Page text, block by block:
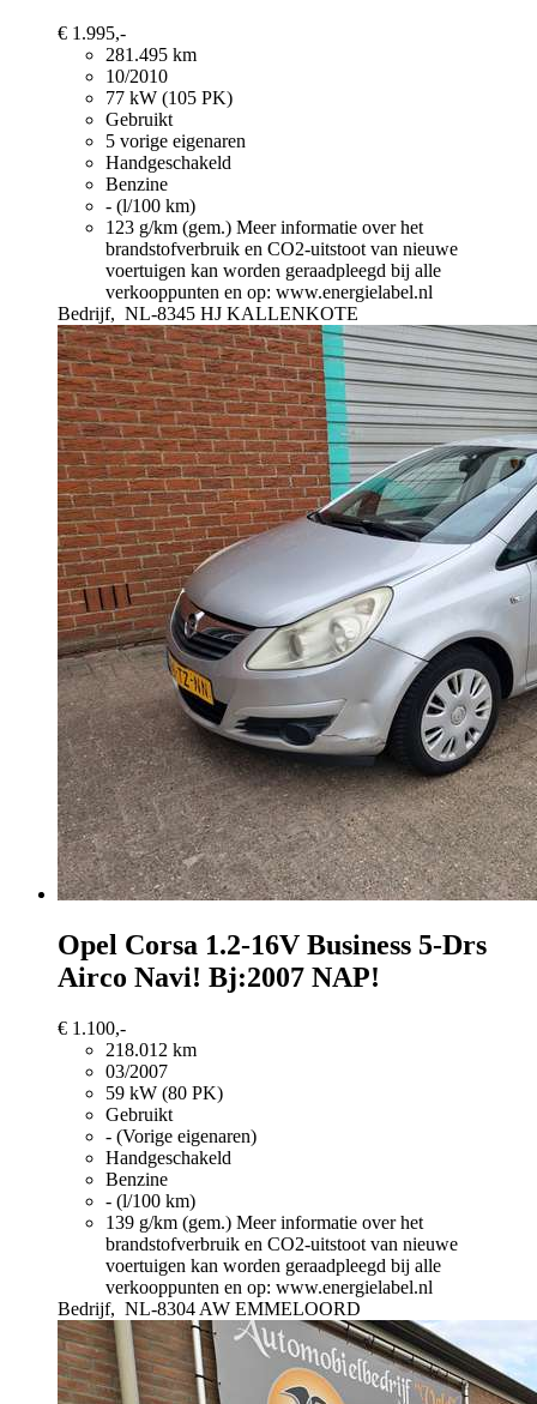
€ 1.995,-
281.495 km
10/2010
77 kW (105 PK)
Gebruikt
5 vorige eigenaren
Handgeschakeld
Benzine
- (l/100 km)
123 g/km (gem.) Meer informatie over het
brandstofverbruik en CO2-uitstoot van nieuwe
voertuigen kan worden geraadpleegd bij alle
verkooppunten en op: www.energielabel.nl
Bedrijf, NL-8345 HJ KALLENKOTE
Opel Corsa 1.2-16V Business 5-Drs
Airco Navi! Bj:2007 NAP!
€ 1.100,-
218.012 km
03/2007
59 kW (80 PK)
Gebruikt
- (Vorige eigenaren)
Handgeschakeld
Benzine
- (l/100 km)
139 g/km (gem.) Meer informatie over het
brandstofverbruik en CO2-uitstoot van nieuwe
voertuigen kan worden geraadpleegd bij alle
verkooppunten en op: www.energielabel.nl
Bedrijf, NL-8304 AW EMMELOORD